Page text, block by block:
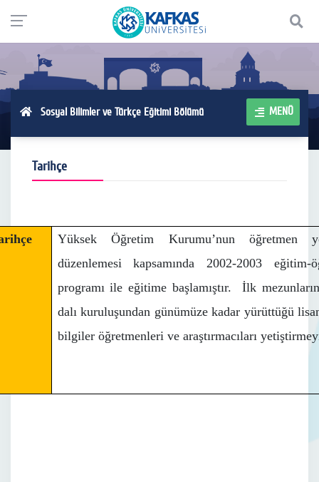
Sosyal Bilimler ve Türkçe Eğitimi Bölümü MENÜ
Tarihçe
Yüksek Öğretim Kurumu’nun öğretmen
düzenlemesi kapsamında 2002-2003
programı ile eğitime başlamıştır. İlk
dalı kuruluşundan günümüze kadar yürüttüğü
bilgiler öğretmenleri ve araştırmacıları